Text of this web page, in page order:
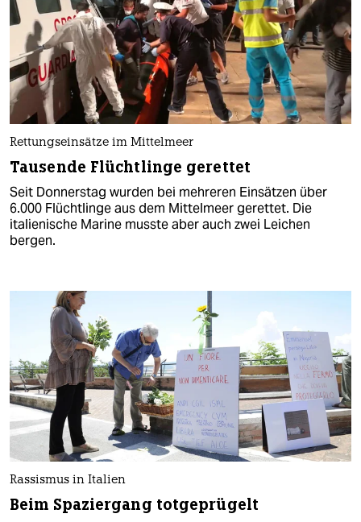
Rettungseinsätze im Mittelmeer
Tausende Flüchtlinge gerettet
Seit Donnerstag wurden bei mehreren Einsätzen über
6.000 Flüchtlinge aus dem Mittelmeer gerettet. Die
italienische Marine musste aber auch zwei Leichen
bergen.
Rassismus in Italien
Beim Spaziergang totgeprügelt